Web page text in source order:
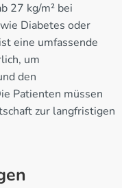
27 kg/m² bei
Diabetes oder
eine umfassende
um
den
Patienten müssen
zur langfristigen